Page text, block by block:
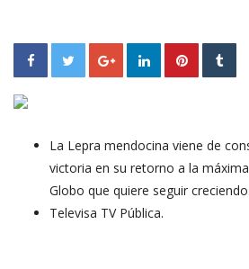
La Lepra mendocina viene de
victoria en su retorno a la
Globo que quiere seguir creciendo.
Televisa TV Pública.